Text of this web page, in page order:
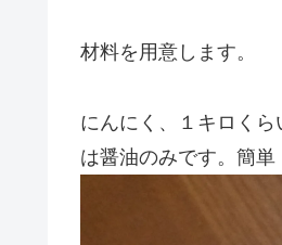
材料を用意します。
にんにく、１キロく
は醤油のみです。簡単